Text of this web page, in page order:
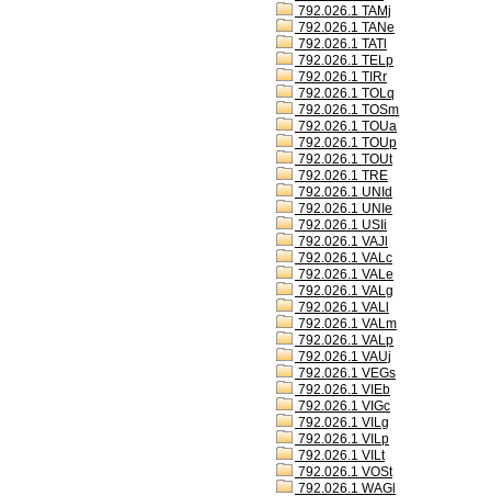
792.026.1 TAMj
792.026.1 TANe
792.026.1 TATl
792.026.1 TELp
792.026.1 TIRr
792.026.1 TOLq
792.026.1 TOSm
792.026.1 TOUa
792.026.1 TOUp
792.026.1 TOUt
792.026.1 TRE
792.026.1 UNId
792.026.1 UNIe
792.026.1 USIi
792.026.1 VAJl
792.026.1 VALc
792.026.1 VALe
792.026.1 VALg
792.026.1 VALl
792.026.1 VALm
792.026.1 VALp
792.026.1 VAUj
792.026.1 VEGs
792.026.1 VIEb
792.026.1 VIGc
792.026.1 VILg
792.026.1 VILp
792.026.1 VILt
792.026.1 VOSt
792.026.1 WAGl